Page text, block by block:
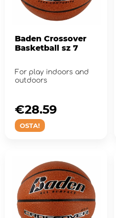
Baden Crossover
Basketball sz 7
For play indoors and
outdoors
OSTA!
€28.59